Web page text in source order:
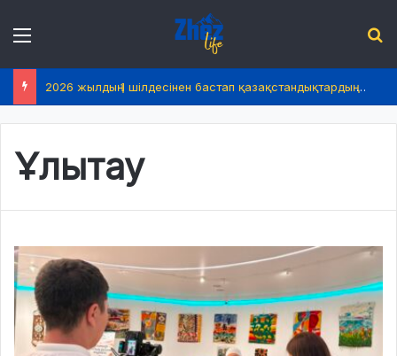
2026 жылдың 1 шілдесінен бастап қазақстандықтардың өмірінде не өзгереді?
Ұлытау